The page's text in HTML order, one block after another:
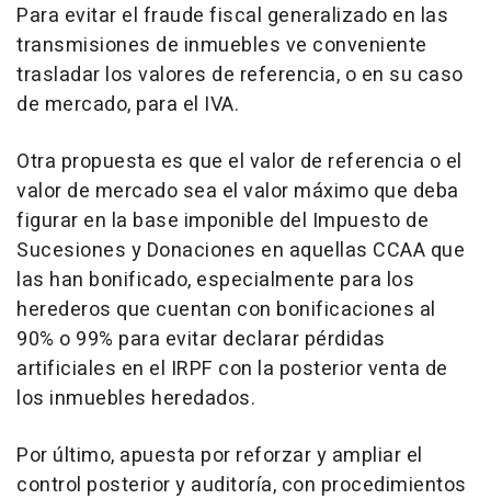
Para evitar el fraude fiscal generalizado en las
transmisiones de inmuebles ve conveniente
trasladar los valores de referencia, o en su caso
de mercado, para el IVA.
Otra propuesta es que el valor de referencia o el
valor de mercado sea el valor máximo que deba
figurar en la base imponible del Impuesto de
Sucesiones y Donaciones en aquellas CCAA que
las han bonificado, especialmente para los
herederos que cuentan con bonificaciones al
90% o 99% para evitar declarar pérdidas
artificiales en el IRPF con la posterior venta de
los inmuebles heredados.
Por último, apuesta por reforzar y ampliar el
control posterior y auditoría, con procedimientos